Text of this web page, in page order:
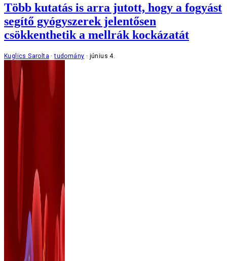
Több kutatás is arra jutott, hogy a fogyást
segítő gyógyszerek jelentősen
csökkenthetik a mellrák kockázatát
Kuglics Sarolta tudomány június 4.